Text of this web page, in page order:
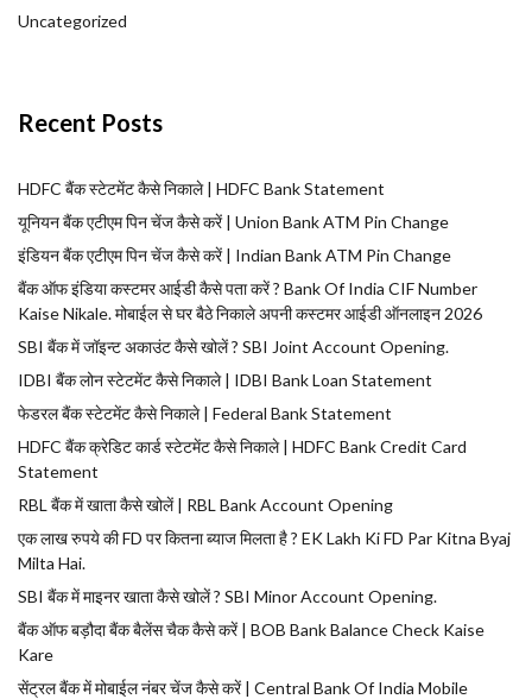
Uncategorized
Recent Posts
HDFC बैंक स्टेटमेंट कैसे निकाले | HDFC Bank Statement
यूनियन बैंक एटीएम पिन चेंज कैसे करें | Union Bank ATM Pin Change
इंडियन बैंक एटीएम पिन चेंज कैसे करें | Indian Bank ATM Pin Change
बैंक ऑफ इंडिया कस्टमर आईडी कैसे पता करें ? Bank Of India CIF Number
Kaise Nikale. मोबाईल से घर बैठे निकाले अपनी कस्टमर आईडी ऑनलाइन 2026
SBI बैंक में जॉइन्ट अकाउंट कैसे खोलें ? SBI Joint Account Opening.
IDBI बैंक लोन स्टेटमेंट कैसे निकाले | IDBI Bank Loan Statement
फेडरल बैंक स्टेटमेंट कैसे निकाले | Federal Bank Statement
HDFC बैंक क्रेडिट कार्ड स्टेटमेंट कैसे निकाले | HDFC Bank Credit Card
Statement
RBL बैंक में खाता कैसे खोलें | RBL Bank Account Opening
एक लाख रुपये की FD पर कितना ब्याज मिलता है ? EK Lakh Ki FD Par Kitna Byaj
Milta Hai.
SBI बैंक में माइनर खाता कैसे खोलें ? SBI Minor Account Opening.
बैंक ऑफ बड़ौदा बैंक बैलेंस चैक कैसे करें | BOB Bank Balance Check Kaise
Kare
सेंट्रल बैंक में मोबाईल नंबर चेंज कैसे करें | Central Bank Of India Mobile